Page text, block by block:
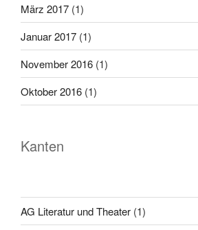
März 2017 (1)
Januar 2017 (1)
November 2016 (1)
Oktober 2016 (1)
Kanten
AG Literatur und Theater (1)